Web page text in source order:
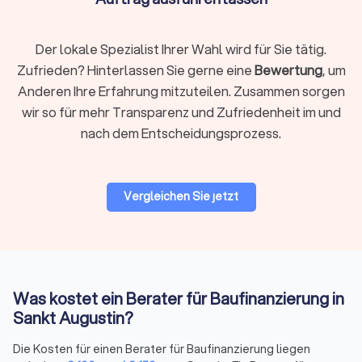
hängen von der Qualifikation, der Erfahrung und den
Finanzberatung und Baufinanzierung - Zinsen,
Laufzeit und vieles mehr
Die Aufgaben für Berater sind bei den Finanzthemen sehr
vielfältig. Während die einen sich mit den Zinsen bei der
Modernisierung bessere Optionen für die Folgefinanzierung
oder können verschiedene Finanzbereich miteinander
bringen.
Beratungsaufträge nach Maß
Der lokale Spezialist Ihrer Wahl wird für Sie tätig.
Zufrieden? Hinterlassen Sie gerne eineBewertung, um
Anderen Ihre Erfahrung mitzuteilen. Zusammen sorgen
wir so für mehr Transparenz und Zufriedenheit im und
nach dem Entscheidungsprozess.
Vergleichen Sie jetzt
Was kostet ein Berater für Baufinanzierung in
Sankt Augustin?
Die Kosten für einen Berater für Baufinanzierung liegen